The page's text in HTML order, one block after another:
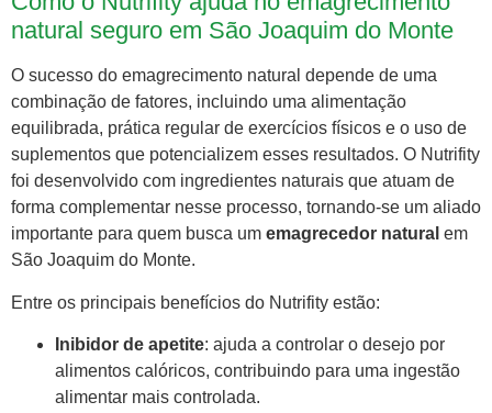
natural seguro em São Joaquim do Monte
O sucesso do emagrecimento natural depende de uma
combinação de fatores, incluindo uma alimentação
equilibrada, prática regular de exercícios físicos e o uso de
suplementos que potencializem esses resultados. O Nutrifity
foi desenvolvido com ingredientes naturais que atuam de
forma complementar nesse processo, tornando-se um aliado
importante para quem busca um emagrecedor natural em
São Joaquim do Monte.
Entre os principais benefícios do Nutrifity estão:
Inibidor de apetite: ajuda a controlar o desejo por
alimentos calóricos, contribuindo para uma ingestão
alimentar mais controlada.